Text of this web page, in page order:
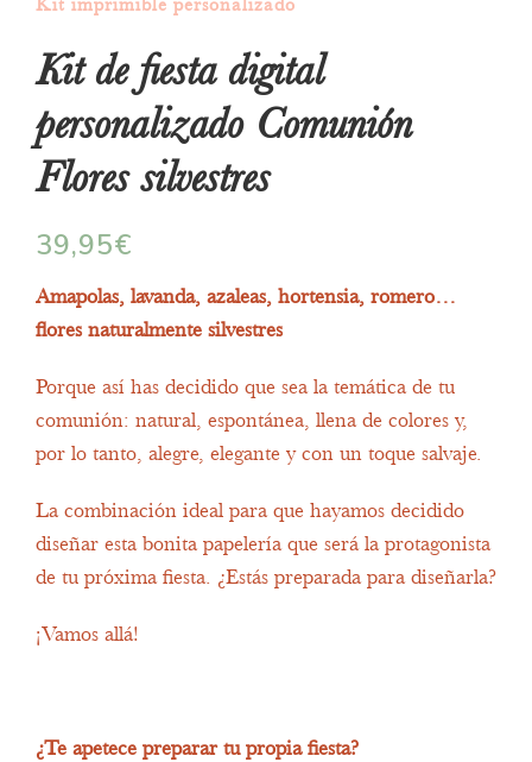
Kit imprimible personalizado
Kit de fiesta digital
personalizado Comunión
Flores silvestres
39,95€
Amapolas, lavanda, azaleas, hortensia, romero…
flores naturalmente silvestres
Porque así has decidido que sea la temática de tu
comunión: natural, espontánea, llena de colores y,
por lo tanto, alegre, elegante y con un toque salvaje.
La combinación ideal para que hayamos decidido
diseñar esta bonita papelería que será la protagonista
de tu próxima fiesta. ¿Estás preparada para diseñarla?
¡Vamos allá!
¿Te apetece preparar tu propia fiesta?